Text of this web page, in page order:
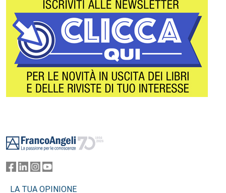
LA TUA OPINIONE